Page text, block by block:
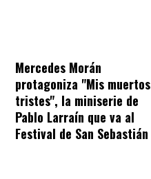
Mercedes Morán
protagoniza "Mis muertos
tristes", la miniserie de
Pablo Larraín que va al
Festival de San Sebastián